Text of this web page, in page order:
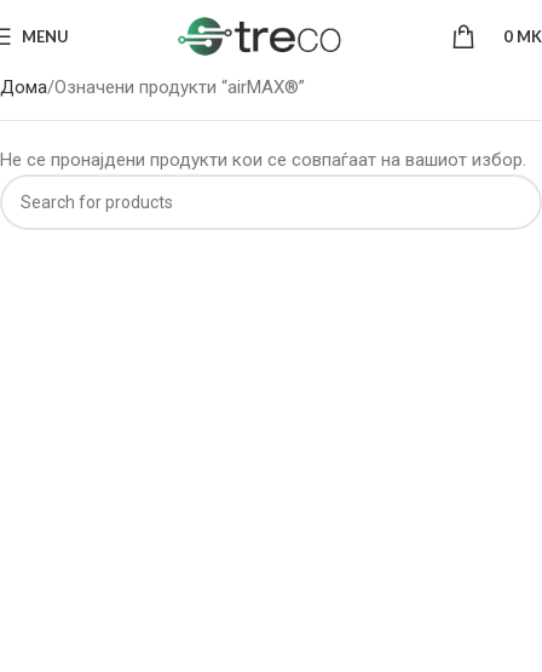
MENU 0
Дома Означени продукти “airMAX®”
Не се пронајдени продукти кои се совпаѓаат на вашиот избор.